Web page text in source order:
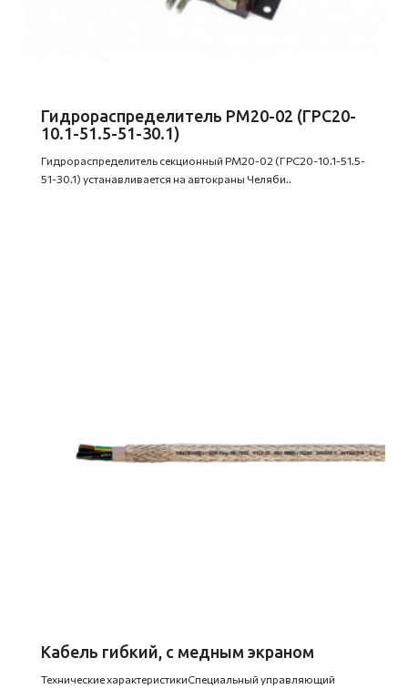
Гидрораспределитель РМ20-02 (ГРС20-
10.1-51.5-51-30.1)
Гидрораспределитель секционный РМ20-02 (ГРС20-10.1-51.5-
51-30.1) устанавливается на автокраны Челяби..
Кабель гибкий, с медным экраном
Технические характеристикиСпециальный управляющий